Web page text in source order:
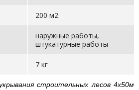
200 м2
наружные работы,
штукатурные работы
7 кг
строительных лесов 4х50м